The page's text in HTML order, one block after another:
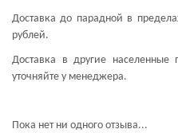
Доставка до парадной в
рублей.
Доставка в другие
уточняйте у менеджера.
Пока нет ни одного отзыва...